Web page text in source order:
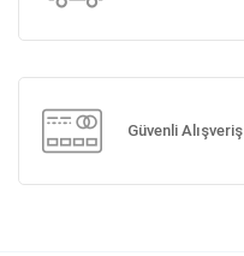
Güvenli Alışveriş